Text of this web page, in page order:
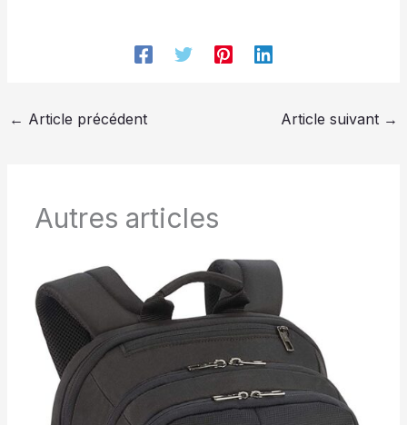
← Article précédent Article suivant →
Autres articles